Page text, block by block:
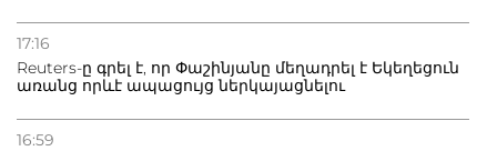
17:16
Reuters-ը գրել է, որ Փաշինյանը մեղադրել է Եկեղեցուն
առանց որևէ ապացույց ներկայացնելու
16:59
20.07.2026
Բաքվի բանտից գեներալ Մանուկյանը դիմել է
Փաշինյանին